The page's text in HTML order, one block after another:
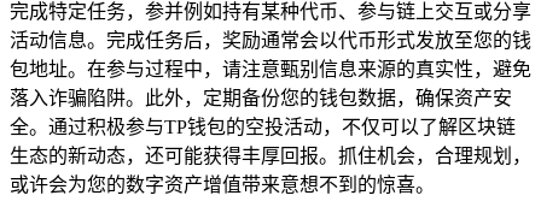
完成特定任务，参并例如持有某种代币、参与链上交互或分享
活动信息。完成任务后，奖励通常会以代币形式发放至您的钱
包地址。在参与过程中，请注意甄别信息来源的真实性，避免
落入诈骗陷阱。此外，定期备份您的钱包数据，确保资产安
全。通过积极参与TP钱包的空投活动，不仅可以了解区块链
生态的新动态，还可能获得丰厚回报。抓住机会，合理规划，
或许会为您的数字资产增值带来意想不到的惊喜。